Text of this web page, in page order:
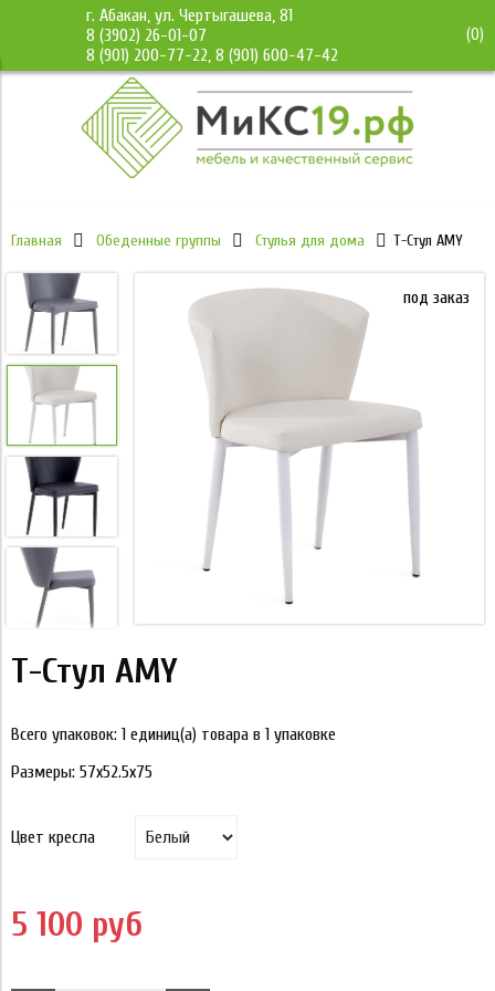
г. Абакан, ул. Чертыгашева, 81
8 (3902) 26-01-07
8 (901) 200-77-22, 8 (901) 600-47-42
(0)
Главная Обеденные группы Стулья для дома Т-Стул AMY
под заказ под заказ
Т-Стул AMY
Всего упаковок: 1 единиц(а) товара в 1 упаковке
Размеры: 57x52.5x75
Цвет кресла
5 100 руб